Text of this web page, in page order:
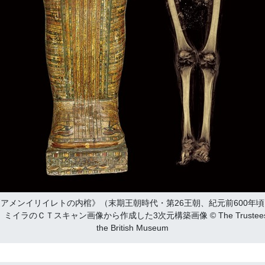
メンイリイレトの内棺》（末期王朝時代・第26王朝、紀元前600年
ミイラのＣＴスキャン画像から作成した3次元構築画像 © The
the British Museum